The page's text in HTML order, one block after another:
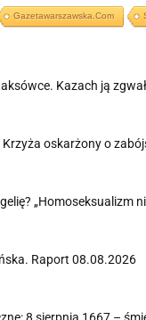
Gazetawarszawska.com
Kazach ją
oskarżony o
„Homoseksualizm
Raport 08.08.2026